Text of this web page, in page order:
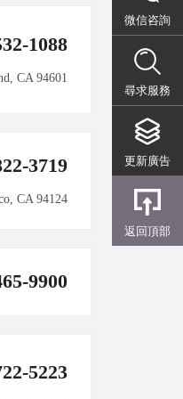
微信咨詢
尋求服務
更新廣告
返回頂部
1088
CA 94601
3719
CA 94124
9900
5223